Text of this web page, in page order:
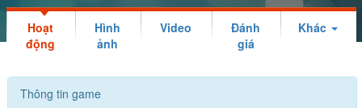
Hoạt
động
Hình
ảnh
Video
Đánh
giá
Khác
Thông tin game